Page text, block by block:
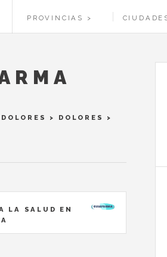
PROVINCIAS
DOLORES > DOLORES
>
LA SALUD EN